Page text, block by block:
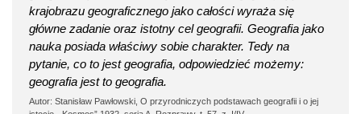
krajobrazu geograficznego jako całości wyraża się
główne zadanie oraz istotny cel geografii. Geografia jako
nauka posiada właściwy sobie charakter. Tedy na
pytanie, co to jest geografia, odpowiedzieć możemy:
geografia jest to geografia.
Autor: Stanisław Pawłowski, O przyrodniczych podstawach geografii i o jej